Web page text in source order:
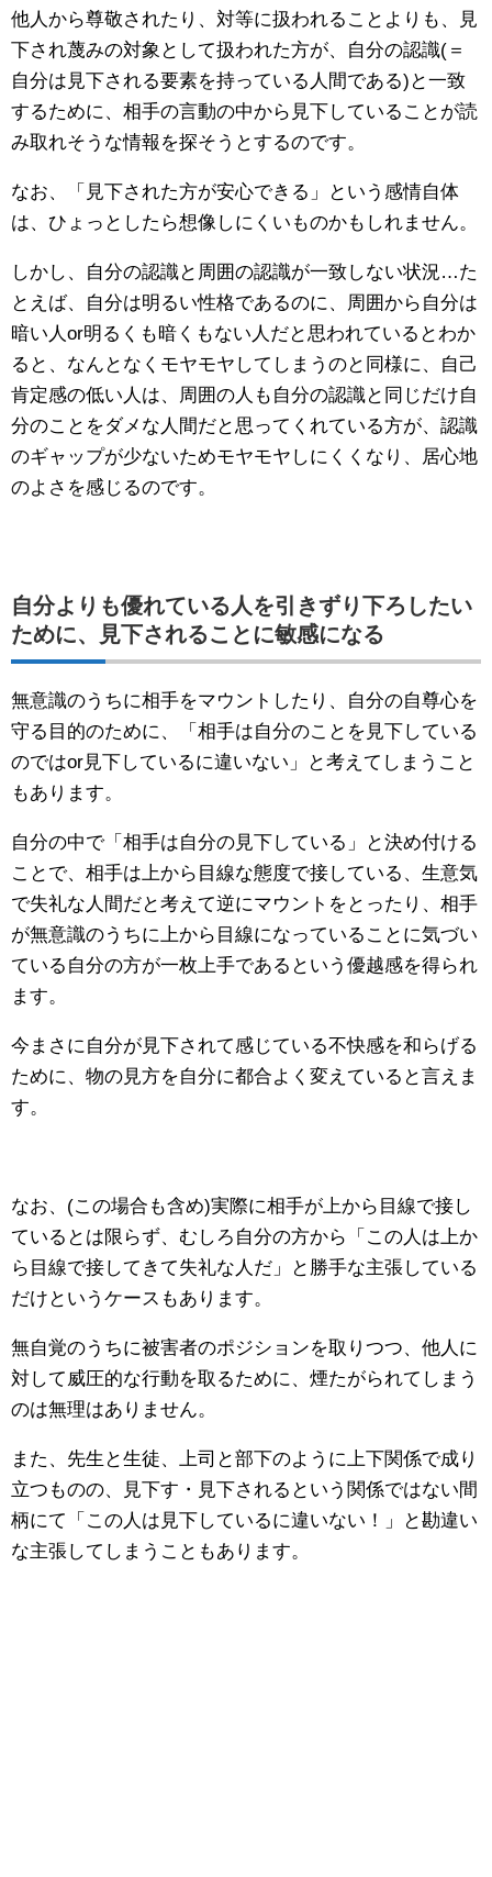
他人から尊敬されたり、対等に扱われることよりも、見
下され蔑みの対象として扱われた方が、自分の認識(＝
自分は見下される要素を持っている人間である)と一致
するために、相手の言動の中から見下していることが読
み取れそうな情報を探そうとするのです。
なお、「見下された方が安心できる」という感情自体
は、ひょっとしたら想像しにくいものかもしれません。
しかし、自分の認識と周囲の認識が一致しない状況…た
とえば、自分は明るい性格であるのに、周囲から自分は
暗い人or明るくも暗くもない人だと思われているとわか
ると、なんとなくモヤモヤしてしまうのと同様に、自己
肯定感の低い人は、周囲の人も自分の認識と同じだけ自
分のことをダメな人間だと思ってくれている方が、認識
のギャップが少ないためモヤモヤしにくくなり、居心地
のよさを感じるのです。
自分よりも優れている人を引きずり下ろしたい
ために、見下されることに敏感になる
無意識のうちに相手をマウントしたり、自分の自尊心を
守る目的のために、「相手は自分のことを見下している
のではor見下しているに違いない」と考えてしまうこと
もあります。
自分の中で「相手は自分の見下している」と決め付ける
ことで、相手は上から目線な態度で接している、生意気
で失礼な人間だと考えて逆にマウントをとったり、相手
が無意識のうちに上から目線になっていることに気づい
ている自分の方が一枚上手であるという優越感を得られ
ます。
今まさに自分が見下されて感じている不快感を和らげる
ために、物の見方を自分に都合よく変えていると言えま
す。
なお、(この場合も含め)実際に相手が上から目線で接し
ているとは限らず、むしろ自分の方から「この人は上か
ら目線で接してきて失礼な人だ」と勝手な主張している
だけというケースもあります。
無自覚のうちに被害者のポジションを取りつつ、他人に
対して威圧的な行動を取るために、煙たがられてしまう
のは無理はありません。
また、先生と生徒、上司と部下のように上下関係で成り
立つものの、見下す・見下されるという関係ではない間
柄にて「この人は見下しているに違いない！」と勘違い
な主張してしまうこともあります。